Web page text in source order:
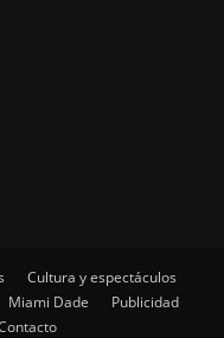
Cultura y espectáculos
Miami Dade
Publicidad